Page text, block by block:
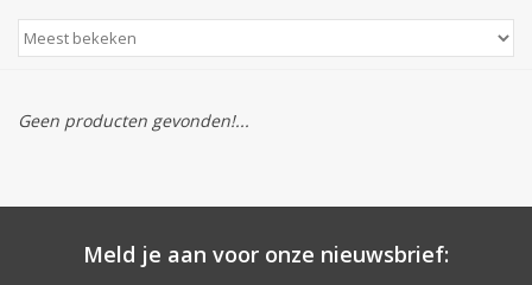
Confiserie
Geen producten gevonden!...
Meld je aan voor onze nieuwsbrief: